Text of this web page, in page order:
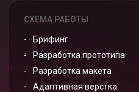
СХЕМА РАБОТЫ
Брифинг
Разработка прототипа
Разработка макета
Адаптивная верстка